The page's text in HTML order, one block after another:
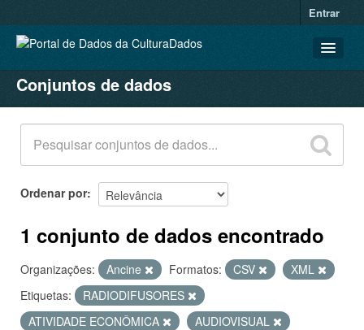
Entrar
CONJUNTOS DE DADOS
ORGANIZAÇÕES
GRUPOS
SOBRE
Conjuntos de dados
Ordenar por
1 conjunto de dados encontrado
Organizações: Ancine Formatos: CSV
XML
Etiquetas:
RADIODIFUSORES
ATIVIDADE ECONÔMICA
AUDIOVISUAL